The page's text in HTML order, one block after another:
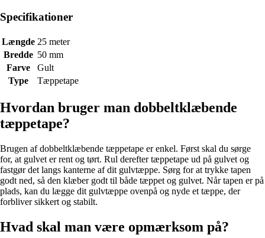
Specifikationer
Længde 25 meter
Bredde 50 mm
Farve
Gult
Type
Tæppetape
Hvordan bruger man dobbeltklæbende
tæppetape?
Brugen af dobbeltklæbende tæppetape er enkel. Først skal du sørge
for, at gulvet er rent og tørt. Rul derefter tæppetape ud på gulvet og
fastgør det langs kanterne af dit gulvtæppe. Sørg for at trykke tapen
godt ned, så den klæber godt til både tæppet og gulvet. Når tapen er på
plads, kan du lægge dit gulvtæppe ovenpå og nyde et tæppe, der
forbliver sikkert og stabilt.
Hvad skal man være opmærksom på?